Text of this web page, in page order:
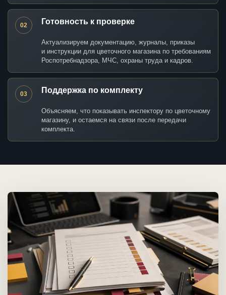
02 Готовность к проверке
Актуализируем документацию, журналы, приказы
и инструкции для цветочного магазина по требованиям
Роспотребнадзора, МЧС, охраны труда и кадров.
03 Поддержка по комплекту
Объясняем, что показывать инспектору по цветочному
магазину, и остаемся на связи после передачи
комплекта.